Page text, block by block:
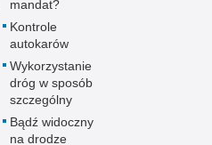
mandat?
Kontrole
autokarów
Wykorzystanie
dróg w sposób
szczególny
Bądź widoczny
na drodze